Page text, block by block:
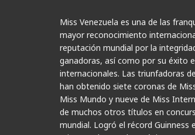
Miss Venezuela es una de las
mayor reconocimiento
reputación mundial por la
ganadoras, así como por su éxito
internacionales. Las triunfadoras
han obtenido siete coronas de
Miss Mundo y nueve de Miss
de muchos otros títulos en
mundial. Logró el récord Guinness